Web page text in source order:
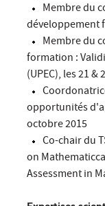
Membre du
développement
Membre du
formation :
(UPEC), les 21
opportunités
octobre 2015
Co-chair du
on
Assessment in